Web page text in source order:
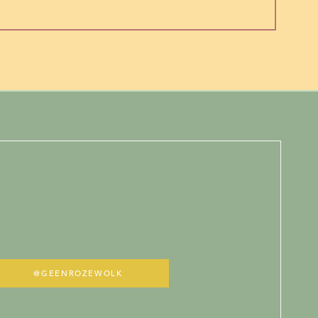
@GEENROZEWOLK